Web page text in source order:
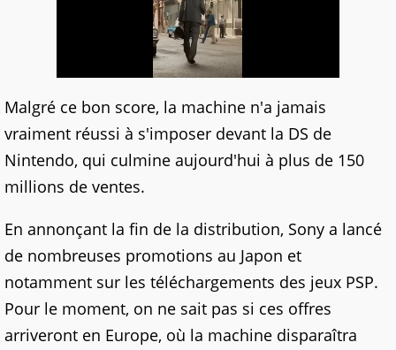
Malgré ce bon score, la machine n'a jamais
vraiment réussi à s'imposer devant la DS de
Nintendo, qui culmine aujourd'hui à plus de 150
millions de ventes.
En annonçant la fin de la distribution, Sony a lancé
de nombreuses promotions au Japon et
notamment sur les téléchargements des jeux PSP.
Pour le moment, on ne sait pas si ces offres
arriveront en Europe, où la machine disparaîtra